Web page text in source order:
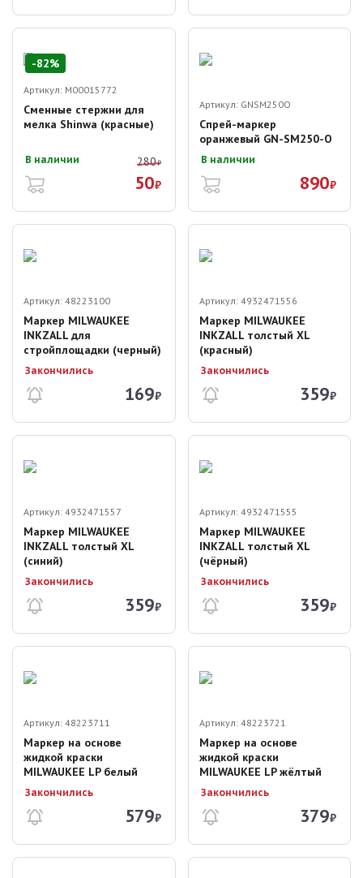
Артикул: M00015772
Сменные стержни для
мелка Shinwa (красные)
В наличии
-82%
280₽
50₽
Артикул: GNSM250O
Спрей-маркер
оранжевый GN-SM250-O
В наличии
890₽
Артикул: 48223100
Маркер MILWAUKEE
INKZALL для
стройплощадки (черный)
Закончились
169₽
Артикул: 4932471556
Маркер MILWAUKEE
INKZALL толстый XL
(красный)
Закончились
359₽
Артикул: 4932471557
Маркер MILWAUKEE
INKZALL толстый XL
(синий)
Закончились
359₽
Артикул: 4932471555
Маркер MILWAUKEE
INKZALL толстый XL
(чёрный)
Закончились
359₽
Артикул: 48223711
Маркер на основе
жидкой краски
MILWAUKEE LP белый
Закончились
579₽
Артикул: 48223721
Маркер на основе
жидкой краски
MILWAUKEE LP жёлтый
Закончились
379₽